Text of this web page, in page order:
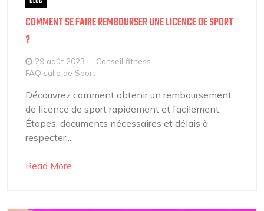
COMMENT SE FAIRE REMBOURSER UNE LICENCE DE SPORT
?
29 août 2023
Conseil fitness
FAQ salle de Sport
Découvrez comment obtenir un remboursement
de licence de sport rapidement et facilement.
Étapes, documents nécessaires et délais à
respecter....
Read More